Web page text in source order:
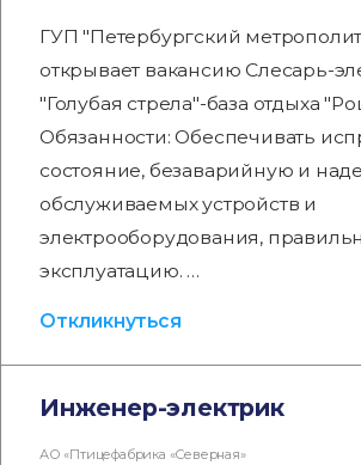
ГУП "Петербургский
открывает вакансию Слесарь-
"Голубая стрела"-база отдыха
Обязанности: Обеспечивать
состояние, безаварийную и
обслуживаемых устройств и
электрооборудования,
эксплуатацию. …
Откликнуться
Инженер-электрик
АО «Птицефабрика «Северная»